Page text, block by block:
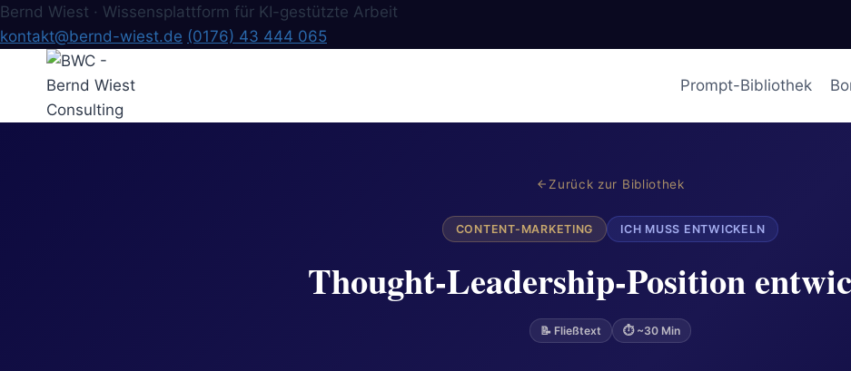
Bernd Wiest · Wissensplattform für KI-gestützte Arbeit
kontakt@bernd-wiest.de (0176) 43 444 065
springen
Prompt-Bibliothek
Zurück zur Bibliothek
CONTENT-MARKETING ICH MUSS ENTWICKELN
Thought-Leadership-Position
📝 Fließtext ⏱ ~30 Min